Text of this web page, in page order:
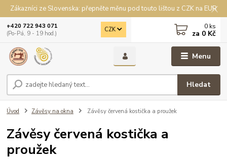
Zákazníci ze Slovenska: přepněte měnu pod touto lištou z CZK na EUR
Menu
CZK
Hledat
+420 722 943 071
(Po-Pá, 9 - 19 hod.)
0 ks
za 0 Kč
Úvod Závěsy na okna Závěsy červená kostička a proužek
Závěsy červená kostička a
proužek